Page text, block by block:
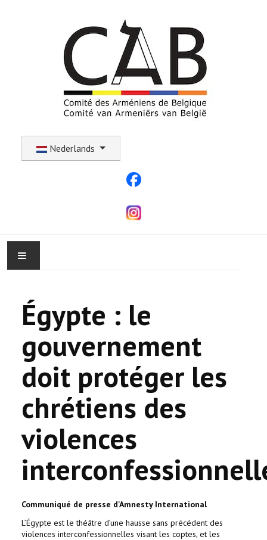
Nederlands
ACTUALITEIT
GEMEENSCHAP
EVENTS
🔔 VERKIEZINGEN 2026 🗳️
KERK
HAY DOUN
CONTACT
Égypte : le
gouvernement
doit protéger les
chrétiens des
violences
Communiqué de presse d'Amnesty International
L’Égypte est le théâtre d’une hausse sans précédent des
violences interconfessionnelles visant les coptes, et les